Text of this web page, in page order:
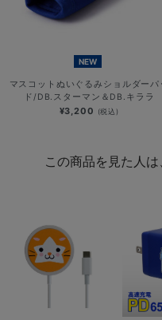
NEW
マスコットぬいぐるみショルダーパ
ド/DB.スターマン＆DB.キララ
¥3,200 (税込)
この商品を見た人